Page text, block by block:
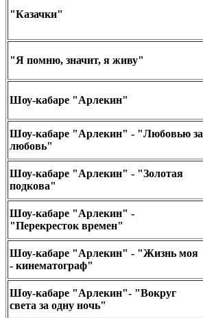
"Казачки"
"Я помню, значит, я живу"
Шоу-кабаре "Арлекин"
Шоу-кабаре "Арлекин" - "Любовью за
любовь"
Шоу-кабаре "Арлекин" - "Золотая
подкова"
Шоу-кабаре "Арлекин" -
"Перекресток времен"
Шоу-кабаре "Арлекин" - "Жизнь моя
- кинематограф"
Шоу-кабаре "Арлекин"- "Вокруг
света за одну ночь"